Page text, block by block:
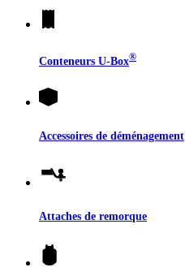
Conteneurs U-Box®
Accessoires de déménagement
Attaches de remorque